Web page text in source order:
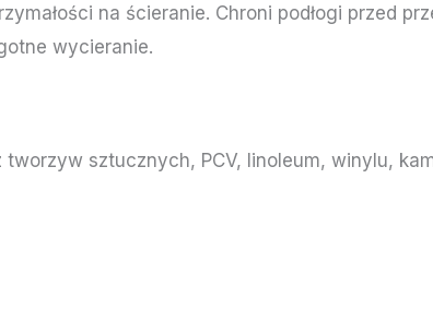
na ścieranie. Chroni podłogi przed
wycieranie.
sztucznych, PCV, linoleum, winylu,